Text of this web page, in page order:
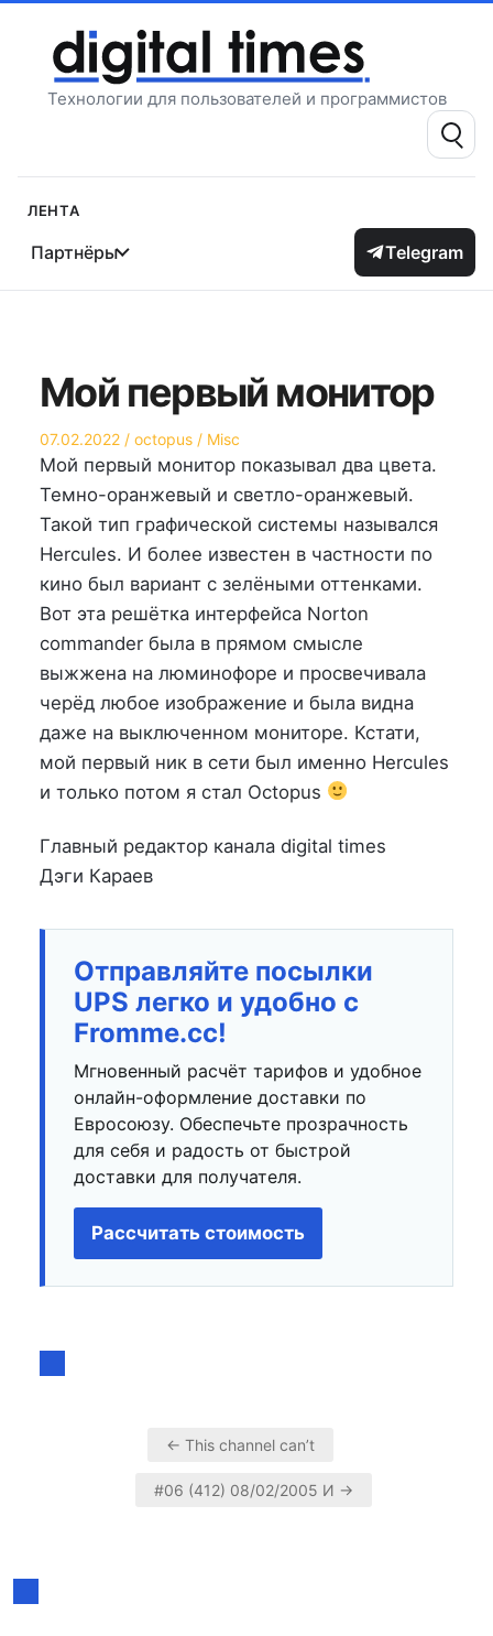
содержимому
Технологии для пользователей и программистов
Поиск:
Лента
Партнёры Telegram
Мой первый монитор
Опубликовано
на
07.02.2022 Автор
octopus
Опубликовано
в
Misc
Мой первый монитор показывал два цвета.
Темно-оранжевый и светло-оранжевый.
Такой тип графической системы назывался
Hercules. И более известен в частности по
кино был вариант с зелёными оттенками.
Вот эта решётка интерфейса Norton
commander была в прямом смысле
выжжена на люминофоре и просвечивала
черёд любое изображение и была видна
даже на выключенном мониторе. Кстати,
мой первый ник в сети был именно Hercules
и только потом я стал Octopus
Главный редактор канала digital times
Дэги Караев
Отправляйте посылки
UPS легко и удобно с
Fromme.cc!
Мгновенный расчёт тарифов и удобное
онлайн-оформление доставки по
Евросоюзу. Обеспечьте прозрачность
для себя и радость от быстрой
доставки для получателя.
Рассчитать стоимость
Навигация
← This channel can’t
#06 (412) 08/02/2005 И →